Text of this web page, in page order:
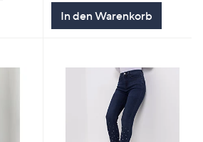
In den Warenkorb